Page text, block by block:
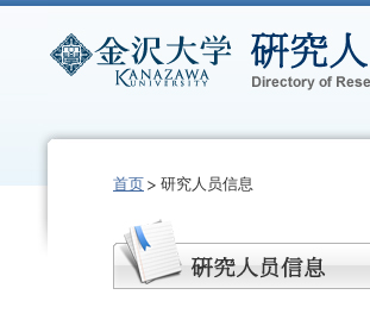
首页 研究人员信息